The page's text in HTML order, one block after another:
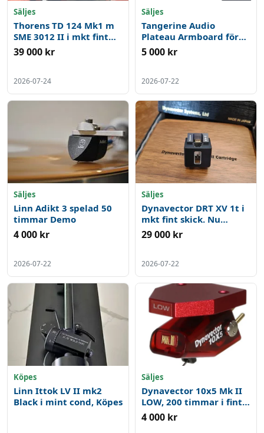
Säljes
Thorens TD 124 Mk1 m
SME 3012 II i mkt fint
skick.
39 000 kr
2026-07-24
Säljes
Tangerine Audio
Plateau Armboard för
Linn Sondek Lp 12
Perfekt för
Subchassie
5 000 kr
2026-07-22
Säljes
Linn Adikt 3 spelad 50
timmar Demo
4 000 kr
2026-07-22
Säljes
Dynavector DRT XV 1t i
mkt fint skick. Nu
prissänkt till 29000 SEK
29 000 kr
2026-07-22
Köpes
Linn Ittok LV II mk2
Black i mint cond, Köpes
Säljes
Dynavector 10x5 Mk II
LOW, 200 timmar i fint
skick
4 000 kr